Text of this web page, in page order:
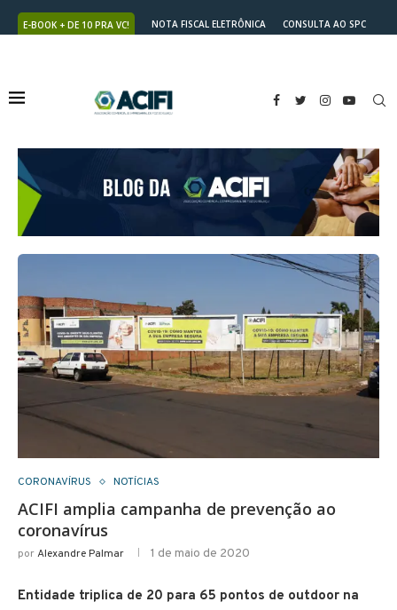
E-BOOK + DE 10 PRA VC! NOTA FISCAL ELETRÔNICA
CONSULTA AO SPC
CORONAVÍRUS NOTÍCIAS
ACIFI amplia campanha de prevenção ao
coronavírus
porAlexandre Palmar 1 de maio de 2020
Entidade triplica de 20 para 65 pontos de outdoor na